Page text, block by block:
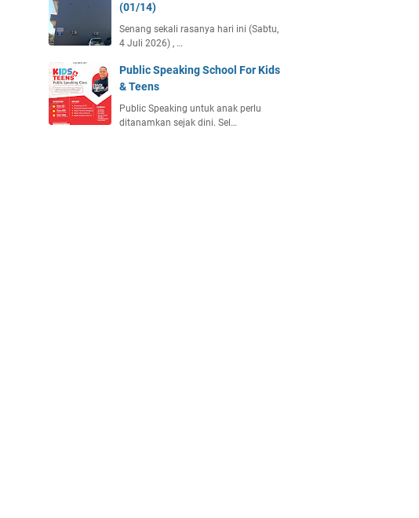
(01/14)
Senang sekali rasanya hari ini (Sabtu,
4 Juli 2026) , …
Public Speaking School For Kids
& Teens
Public Speaking untuk anak perlu
ditanamkan sejak dini. Sel…